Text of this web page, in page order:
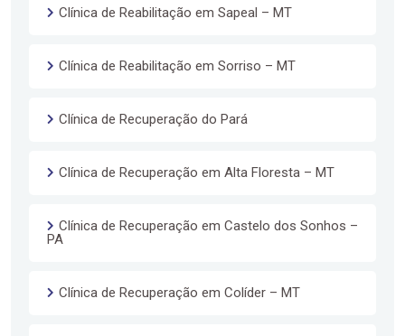
Clínica de Reabilitação em Sapeal – MT
Clínica de Reabilitação em Sorriso – MT
Clínica de Recuperação do Pará
Clínica de Recuperação em Alta Floresta – MT
Clínica de Recuperação em Castelo dos Sonhos –
PA
Clínica de Recuperação em Colíder – MT